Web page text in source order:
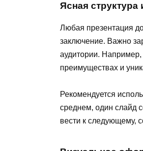
Ясная
Любая презентация
заключение. Важно
аудитории. Например,
преимуществах и
Рекомендуется
среднем, один слайд
вести к следующему,